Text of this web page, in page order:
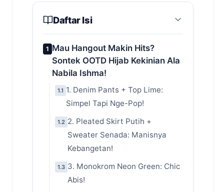
Daftar Isi
1 Mau Hangout Makin Hits?
Sontek OOTD Hijab Kekinian Ala
Nabila Ishma!
1.1 1. Denim Pants + Top Lime:
Simpel Tapi Nge-Pop!
1.2 2. Pleated Skirt Putih +
Sweater Senada: Manisnya
Kebangetan!
1.3 3. Monokrom Neon Green: Chic
Abis!